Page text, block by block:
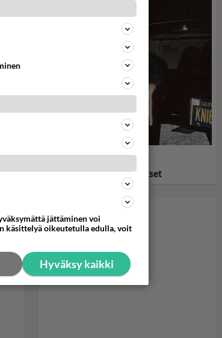
Muistatko? Ritari Ässä ja
pulasta ja löylyttivät pahikset
jättäminen voi
käsittelyä oikeutetulla edulla, voit
Hyväksy kaikki